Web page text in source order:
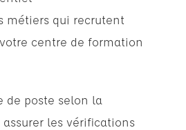
métiers qui recrutent
centre de formation
de poste selon la
les vérifications